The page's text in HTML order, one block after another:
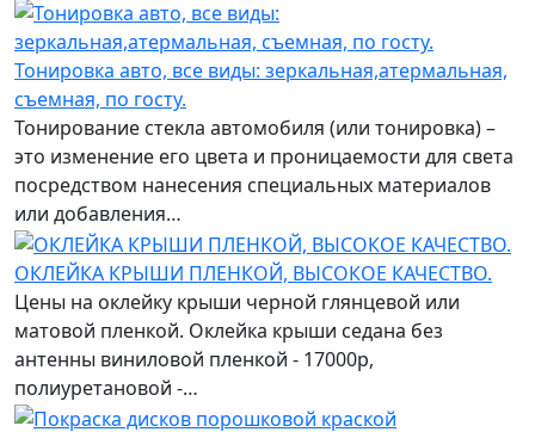
Тонировка авто, все виды: зеркальная,атермальная,
съемная, по госту.
Тонирование стекла автомобиля (или тонировка) –
это изменение его цвета и проницаемости для света
посредством нанесения специальных материалов
или добавления…
ОКЛЕЙКА КРЫШИ ПЛЕНКОЙ, ВЫСОКОЕ КАЧЕСТВО.
Цены на оклейку крыши черной глянцевой или
матовой пленкой. Оклейка крыши седана без
антенны виниловой пленкой - 17000р,
полиуретановой -…